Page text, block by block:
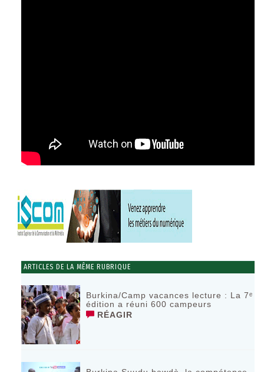
ARTICLES DE LA MÊME RUBRIQUE
Burkina/Camp vacances lecture : La 7ᵉ
édition a réuni 600 campeurs
RÉAGIR